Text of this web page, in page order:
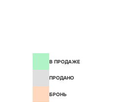
В ПРОДАЖЕ
ПРОДАНО
БРОНЬ